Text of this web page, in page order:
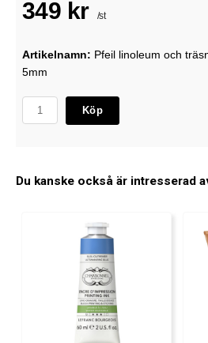
349 kr /st
Artikelnamn: Pfeil linoleum och
5mm
Köp
Du kanske också är intresserad